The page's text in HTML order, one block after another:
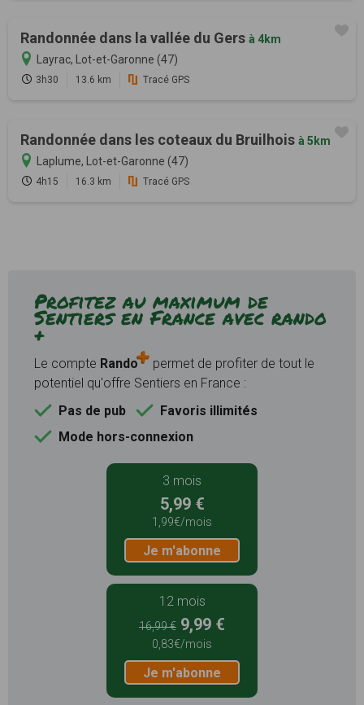
Randonnée dans la vallée du Gers à 4km
Layrac, Lot-et-Garonne (47)
3h30 13.6 km Tracé GPS
Randonnée dans les coteaux du Bruilhois à 5km
Laplume, Lot-et-Garonne (47)
4h15 16.3 km Tracé GPS
Profitez au maximum de
Sentiers en France avec rando
+
Le compte Rando
permet de profiter de tout le
potentiel qu'offre Sentiers en France :
Pas de pub
Favoris illimités
Mode hors-connexion
3 mois
5,99 €
1,99€/mois
Je m'abonne
12 mois
16,99 € 9,99 €
0,83€/mois
Je m'abonne